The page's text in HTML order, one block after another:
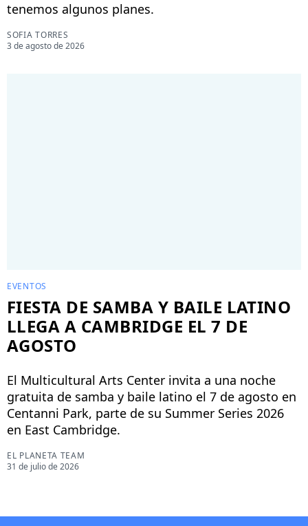
tenemos algunos planes.
SOFIA TORRES
3 de agosto de 2026
EVENTOS
FIESTA DE SAMBA Y BAILE LATINO
LLEGA A CAMBRIDGE EL 7 DE
AGOSTO
El Multicultural Arts Center invita a una noche
gratuita de samba y baile latino el 7 de agosto en
Centanni Park, parte de su Summer Series 2026
en East Cambridge.
EL PLANETA TEAM
31 de julio de 2026